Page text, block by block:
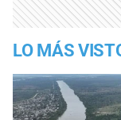
LO MÁS